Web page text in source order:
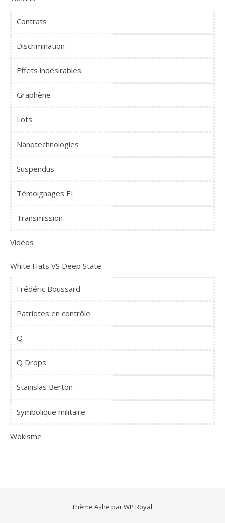
Contrats
Discrimination
Effets indésirables
Graphène
Lots
Nanotechnologies
Suspendus
Témoignages EI
Transmission
Vidéos
White Hats VS Deep State
Frédéric Boussard
Patriotes en contrôle
Q
Q Drops
Stanislas Berton
Symbolique militaire
Wokisme
Thème Ashe parWP Royal.